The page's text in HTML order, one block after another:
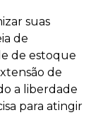
suas
de
de estoque
de
a liberdade
para atingir